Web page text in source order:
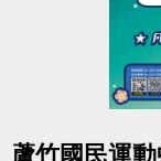
-
https://
-FB : 桃園市蘆
-IG :
蘆竹國民運